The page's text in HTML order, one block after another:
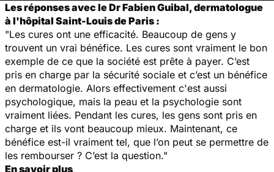
Les réponses avec le Dr Fabien Guibal, dermatologue
à l'hôpital Saint-Louis de Paris :
"Les cures ont une efficacité. Beaucoup de gens y
trouvent un vrai bénéfice. Les cures sont vraiment le bon
exemple de ce que la société est prête à payer. C’est
pris en charge par la sécurité sociale et c’est un bénéfice
en dermatologie. Alors effectivement c'est aussi
psychologique, mais la peau et la psychologie sont
vraiment liées. Pendant les cures, les gens sont pris en
charge et ils vont beaucoup mieux. Maintenant, ce
bénéfice est-il vraiment tel, que l’on peut se permettre de
les rembourser ? C’est la question."
En savoir plus